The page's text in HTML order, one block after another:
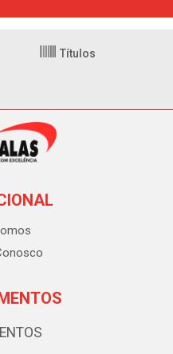
Títulos